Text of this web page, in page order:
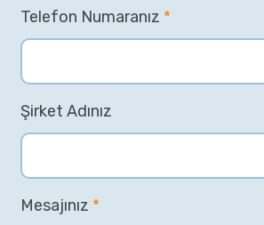
Telefon Numaranız *
Şirket Adınız
Mesajınız *